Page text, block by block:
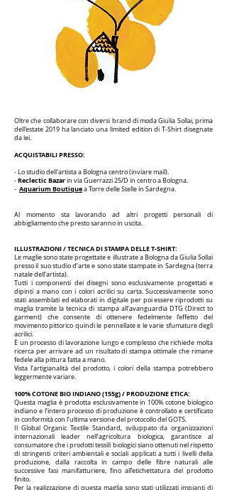
Oltre che collaborare con diversi brand di moda Giulia Sollai, prima
dell'estate 2019 ha lanciato una limited edition di T-Shirt disegnate
da lei.
ACQUISTABILI PRESSO:
- Lo studio dell'artista a Bologna centro (inviare mail).
-Reclectic Bazarin via Guerrazzi 25/D in centro a Bologna.
- Aquarium Boutiquea Torre delle Stelle in Sardegna.
Al momento sta lavorando ad altri progetti personali di
abbigliamento che presto saranno in uscita.
ILLUSTRAZIONI / TECNICA DI STAMPA DELLE T-SHIRT:
Le maglie sono state progettate e illustrate a Bologna da Giulia Sollai
presso il suo studio d’arte e sono state stampate in Sardegna (terra
natale dell’artista).
Tutti i componenti dei disegni sono esclusivamente progettati e
dipinti a mano con i colori acrilici su carta. Successivamente sono
stati assemblati ed elaborati in digitale per poi essere riprodotti su
maglia tramite la tecnica di stampa all’avanguardia DTG (Direct to
garment) che consente di ottenere fedelmente l’effetto del
movimento pittorico quindi le pennellate e le varie sfumature degli
acrilici.
È un processo di lavorazione lungo e complesso che richiede molta
ricerca per arrivare ad un risultato di stampa ottimale che rimane
fedele alla pittura fatta a mano.
Vista l’artigianalità del prodotto, i colori della stampa potrebbero
leggermente variare.
100% COTONE BIO INDIANO (155g) / PRODUZIONE ETICA:
Questa maglia è prodotta esclusivamente in 100% cotone biologico
indiano e l’intero processo di produzione è controllato e certificato
in conformità con l’ultima versione del protocollo del GOTS.
Il Global Organic Textile Standard, sviluppato da organizzazioni
internazionali leader nell’agricoltura biologica, garantisce al
consumatore che i prodotti tessili biologici siano ottenuti nel rispetto
di stringenti criteri ambientali e sociali applicati a tutti i livelli della
produzione, dalla raccolta in campo delle fibre naturali alle
successive fasi manifatturiere, fino all’etichettatura del prodotto
finito.
Per la realizzazione di questa maglia sono stati utilizzati impianti di